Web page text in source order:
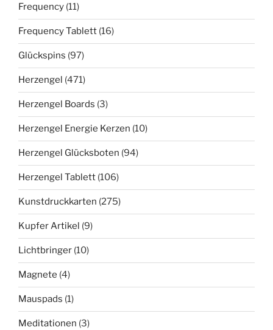
Frequency (11)
Frequency Tablett (16)
Glückspins (97)
Herzengel (471)
Herzengel Boards (3)
Herzengel Energie Kerzen (10)
Herzengel Glücksboten (94)
Herzengel Tablett (106)
Kunstdruckkarten (275)
Kupfer Artikel (9)
Lichtbringer (10)
Magnete (4)
Mauspads (1)
Meditationen (3)